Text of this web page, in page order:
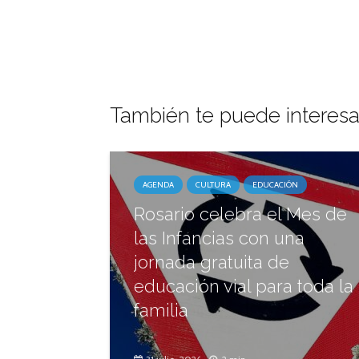
También te puede
AGENDA CULTURA EDUCACIÓN
Rosario celebra el Mes de
las Infancias con una
jornada gratuita de
educación vial para toda la
familia